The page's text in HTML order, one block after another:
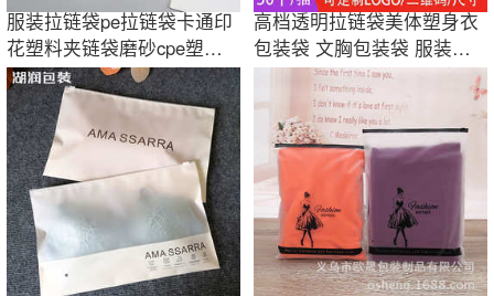
服装拉链袋pe拉链袋卡通印
花塑料夹链袋磨砂cpe塑料
透明自封袋
高档透明拉链袋美体塑身衣
包装袋 文胸包装袋 服装内
衣磨砂拉链袋